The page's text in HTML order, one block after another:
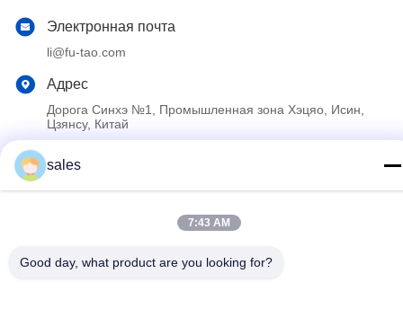
Электронная почта
li@fu-tao.com
Адрес
Дорога Синхэ №1, Промышленная зона Хэцяо, Исин,
Цзянсу, Китай
Доставщик. 2020-2026 Yixing Futao Metal Structural Unit Co. Ltd
sales
7:43 AM
Good day, what product are you looking for?